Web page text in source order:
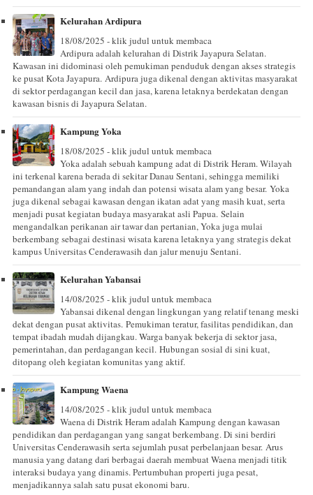
Kelurahan Ardipura
18/08/2025 - klik judul untuk membaca
Ardipura adalah kelurahan di Distrik Jayapura Selatan.
Kawasan ini didominasi oleh pemukiman penduduk dengan akses strategis
ke pusat Kota Jayapura. Ardipura juga dikenal dengan aktivitas masyarakat
di sektor perdagangan kecil dan jasa, karena letaknya berdekatan dengan
kawasan bisnis di Jayapura Selatan.
Kampung Yoka
18/08/2025 - klik judul untuk membaca
Yoka adalah sebuah kampung adat di Distrik Heram. Wilayah
ini terkenal karena berada di sekitar Danau Sentani, sehingga memiliki
pemandangan alam yang indah dan potensi wisata alam yang besar. Yoka
juga dikenal sebagai kawasan dengan ikatan adat yang masih kuat, serta
menjadi pusat kegiatan budaya masyarakat asli Papua. Selain
mengandalkan perikanan air tawar dan pertanian, Yoka juga mulai
berkembang sebagai destinasi wisata karena letaknya yang strategis dekat
kampus Universitas Cenderawasih dan jalur menuju Sentani.
Kelurahan Yabansai
14/08/2025 - klik judul untuk membaca
Yabansai dikenal dengan lingkungan yang relatif tenang meski
dekat dengan pusat aktivitas. Pemukiman teratur, fasilitas pendidikan, dan
tempat ibadah mudah dijangkau. Warga banyak bekerja di sektor jasa,
pemerintahan, dan perdagangan kecil. Hubungan sosial di sini kuat,
ditopang oleh kegiatan komunitas yang aktif.
Kampung Waena
14/08/2025 - klik judul untuk membaca
Waena di Distrik Heram adalah Kampung dengan kawasan
pendidikan dan perdagangan yang sangat berkembang. Di sini berdiri
Universitas Cenderawasih serta sejumlah pusat perbelanjaan besar. Arus
manusia yang datang dari berbagai daerah membuat Waena menjadi titik
interaksi budaya yang dinamis. Pertumbuhan properti juga pesat,
menjadikannya salah satu pusat ekonomi baru.